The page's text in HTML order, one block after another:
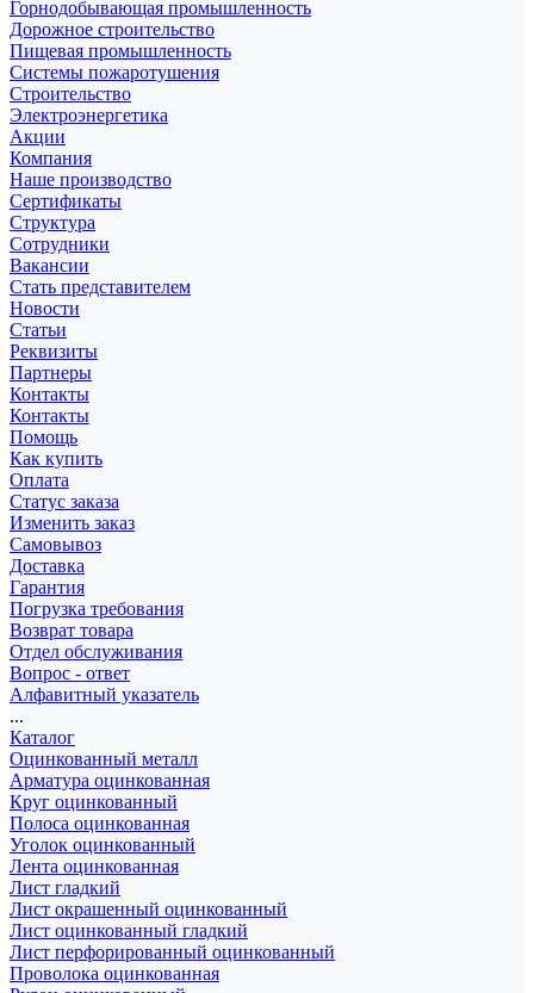
Горнодобывающая промышленность
Дорожное строительство
Пищевая промышленность
Системы пожаротушения
Строительство
Электроэнергетика
Акции
Компания
Наше производство
Сертификаты
Структура
Сотрудники
Вакансии
Стать представителем
Новости
Статьи
Реквизиты
Партнеры
Контакты
Контакты
Помощь
Как купить
Оплата
Статус заказа
Изменить заказ
Самовывоз
Доставка
Гарантия
Погрузка требования
Возврат товара
Отдел обслуживания
Вопрос - ответ
Алфавитный указатель
...
Каталог
Оцинкованный металл
Арматура оцинкованная
Круг оцинкованный
Полоса оцинкованная
Уголок оцинкованный
Лента оцинкованная
Лист гладкий
Лист окрашенный оцинкованный
Лист оцинкованный гладкий
Лист перфорированный оцинкованный
Проволока оцинкованная